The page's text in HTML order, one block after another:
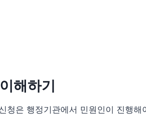
해하기
청은 행정기관에서 민원인이 진행해